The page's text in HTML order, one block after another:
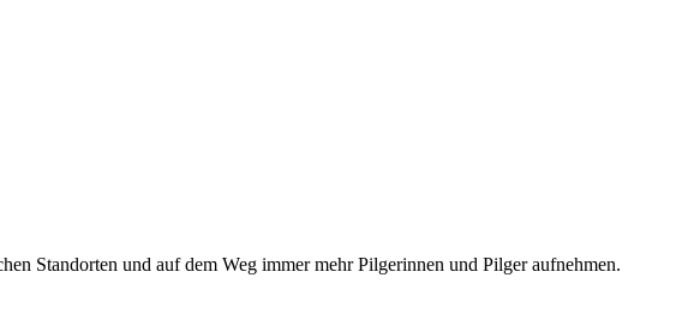
Standorten und auf dem Weg immer mehr Pilgerinnen und Pilger aufnehmen.